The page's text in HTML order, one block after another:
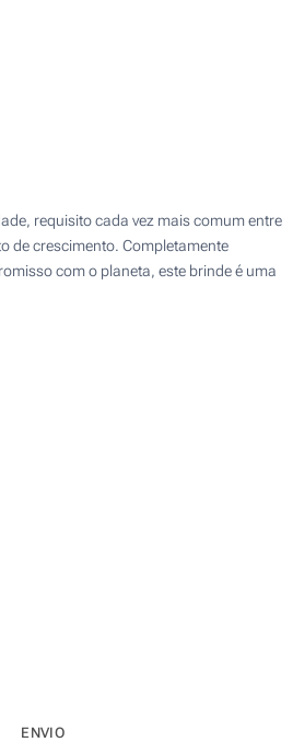
requisito cada vez mais comum entre
de crescimento. Completamente
com o planeta, este brinde é uma
ENVIO